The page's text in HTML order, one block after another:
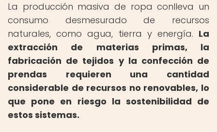
La producción masiva de ropa conlleva un
consumo desmesurado de recursos
naturales, como agua, tierra y energía. La
extracción de materias primas, la
fabricación de tejidos y la confección de
prendas requieren una cantidad
considerable de recursos no renovables, lo
que pone en riesgo la sostenibilidad de
estos sistemas.